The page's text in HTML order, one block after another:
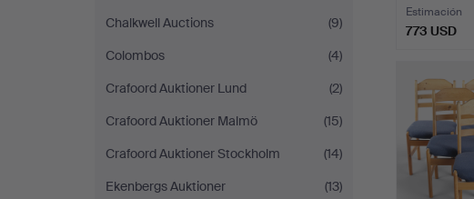
Chalkwell Auctions
(9)
Colombos
(4)
Crafoord Auktioner Lund
(2)
Crafoord Auktioner Malmö
(15)
Crafoord Auktioner Stockholm
(14)
Ekenbergs Auktioner
(13)
Estimación
773 USD